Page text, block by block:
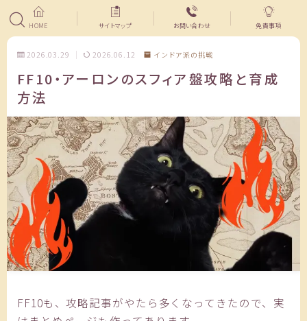
HOME サイトマップ お問い合わせ 免責事項
2026.03.29 2026.06.12 インドア派の挑戦
FF10・アーロンのスフィア盤攻略と育成
方法
FF10も、攻略記事がやたら多くなってきたので、実